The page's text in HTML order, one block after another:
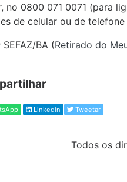
no 0800 071 0071 (para
de celular ou de
SEFAZ/BA (Retirado do
Linkedin Tweetar
Todos os